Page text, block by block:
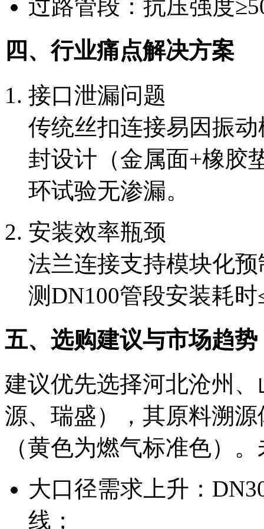
过路管段：抗压强度
四、行业痛点解决方案
接口泄漏问题
传统丝扣连接易因振
封设计（金属面+橡胶
环试验无渗漏。
安装效率瓶颈
法兰连接支持模块化
测DN100管段安装耗
五、选购建议与市场趋势
建议优先选择河北沧州
源、瑞盛），其原料溯
（黄色为燃气标准色）
大口径需求上升：
线；